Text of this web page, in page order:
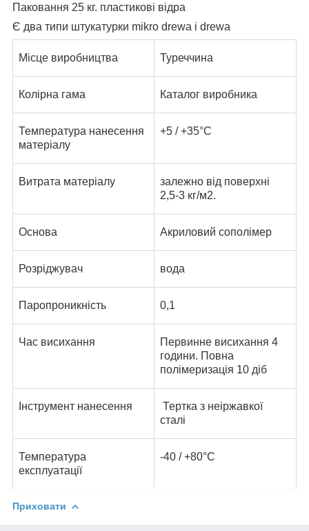
Паковання 25 кг. пластикові відра
Є два типи штукатурки mikro drewa і drewa
Місце виробництва Туреччина
Колірна гама Каталог виробника
Температура нанесення
матеріалу
+5 / +35°C
Витрата матеріалу
залежно від поверхні
2,5-3 кг/м2.
Основа Акриловий сополімер
Розріджувач вода
Паропроникність 0,1
Час висихання
Первинне висихання 4
години. Повна
полімеризація 10 діб
Інструмент нанесення
Тертка з неіржавкої
сталі
Температура
експлуатації
-40 / +80°C
Приховати